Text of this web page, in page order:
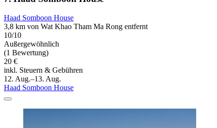
Haad Somboon House
3,8 km von Wat Khao Tham Ma Rong entfernt
10/10
Außergewöhnlich
(1 Bewertung)
20 €
inkl. Steuern & Gebühren
12. Aug.–13. Aug.
Haad Somboon House